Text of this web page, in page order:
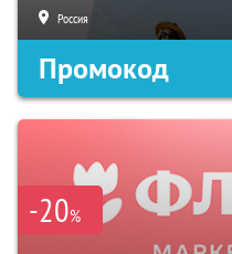
Россия
Промокод
-20%